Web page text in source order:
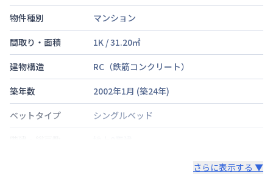
物件種別
マンション
間取り・面積
1K /31.20㎡
建物構造
RC（鉄筋コンクリート）
築年数
2002年1月 (築24年)
ベットタイプ
シングルベッド
さらに表示する ▼